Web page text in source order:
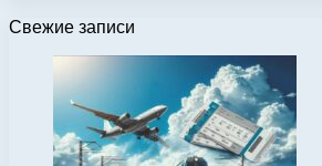
Свежие записи